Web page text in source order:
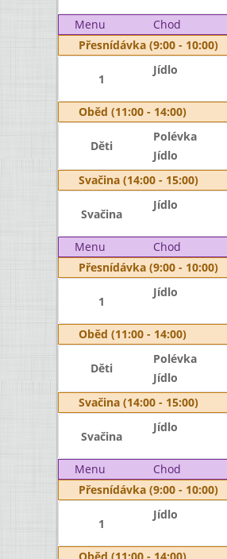
Menu Chod
Přesnídávka (9:00 - 10:00)
1
Jídlo
Oběd (11:00 - 14:00)
Děti
Polévka
Jídlo
Svačina (14:00 - 15:00)
Svačina
Jídlo
Menu Chod
Přesnídávka (9:00 - 10:00)
1
Jídlo
Oběd (11:00 - 14:00)
Děti
Polévka
Jídlo
Svačina (14:00 - 15:00)
Svačina
Jídlo
Menu Chod
Přesnídávka (9:00 - 10:00)
1
Jídlo